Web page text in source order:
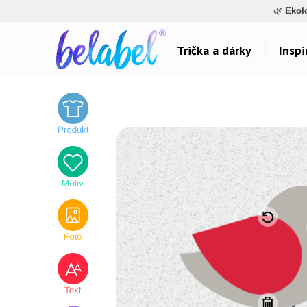
🌿
Trička a dárky
Dárky pro..
Dárky pro maminku
Dárky pro ségru
Dárky pro babičku
Dárky pro tátu
Dárky pro bráchu
Dárky pro dědu
Dárky pro partnera
Dárky pro partnerku
Dárky pro přátele
Sport a auta
Dětské
Hlášky
Humor
Hudba & Film
Autorská grafika
Vše..